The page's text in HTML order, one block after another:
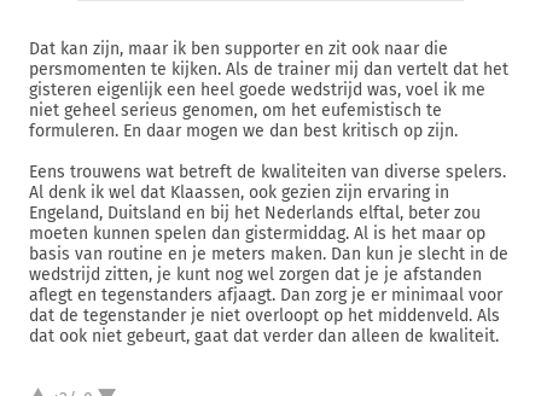
Dat kan zijn, maar ik ben supporter en zit ook naar die
persmomenten te kijken. Als de trainer mij dan vertelt dat het
gisteren eigenlijk een heel goede wedstrijd was, voel ik me
niet geheel serieus genomen, om het eufemistisch te
formuleren. En daar mogen we dan best kritisch op zijn.
Eens trouwens wat betreft de kwaliteiten van diverse spelers.
Al denk ik wel dat Klaassen, ook gezien zijn ervaring in
Engeland, Duitsland en bij het Nederlands elftal, beter zou
moeten kunnen spelen dan gistermiddag. Al is het maar op
basis van routine en je meters maken. Dan kun je slecht in de
wedstrijd zitten, je kunt nog wel zorgen dat je je afstanden
aflegt en tegenstanders afjaagt. Dan zorg je er minimaal voor
dat de tegenstander je niet overloopt op het middenveld. Als
dat ook niet gebeurt, gaat dat verder dan alleen de kwaliteit.